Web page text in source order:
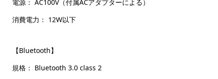
電源： AC100V（付属ACアダプターによる）
消費電力： 12W以下
【Bluetooth】
規格： Bluetooth 3.0 class 2